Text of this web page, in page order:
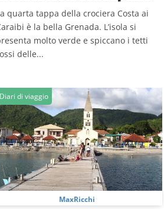
quarta tappa della crociera Costa ai
è la bella Grenada. L’isola si
molto verde e spiccano i tetti
delle...
Diari di viaggio
MaxRicchi